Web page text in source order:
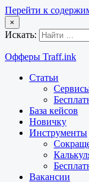
Перейти к
×
Искать:
Офферы Traff.ink
Статьи
База кейсов
Новичку
Инструменты
Вакансии